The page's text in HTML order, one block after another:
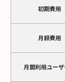
初期費用
月額費用
月間利用ユー